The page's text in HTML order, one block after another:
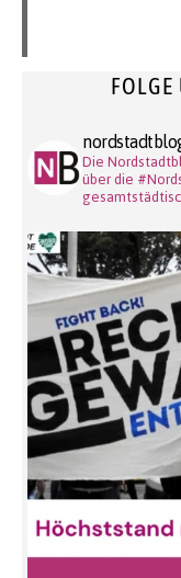
Die
über die